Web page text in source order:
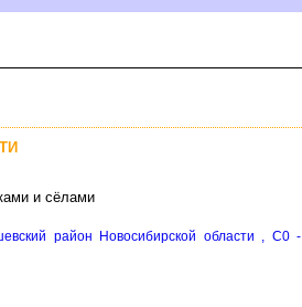
и сёлами
район Новосибирской области , C0 -